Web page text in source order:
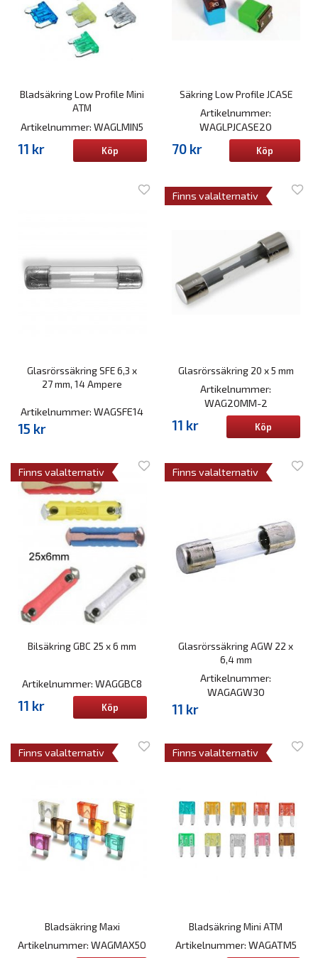
Bladsäkring Low Profile Mini
ATM
Artikelnummer: WAGLMIN5
11 kr Köp
Säkring Low Profile JCASE
Artikelnummer:
WAGLPJCASE20
70 kr Köp
Glasrörssäkring SFE 6,3 x
27 mm, 14 Ampere
Artikelnummer: WAGSFE14
15 kr
Glasrörssäkring 20 x 5 mm
Finns valalternativ
Artikelnummer:
WAG20MM-2
11 kr Köp
Bilsäkring GBC 25 x 6 mm
Finns valalternativ
Artikelnummer: WAGGBC8
11 kr Köp
Glasrörssäkring AGW 22 x
6,4 mm
Finns valalternativ
Artikelnummer:
WAGAGW30
11 kr
Bladsäkring Maxi
Finns valalternativ
Artikelnummer: WAGMAX50
Bladsäkring Mini ATM
Finns valalternativ
Artikelnummer: WAGATM5